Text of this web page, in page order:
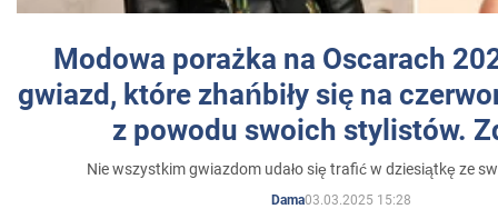
Modowa porażka na Oscarach
gwiazd, które zhańbiły się na
z powodu swoich stylistów.
Nie wszystkim gwiazdom udało się trafić w dziesiątkę ze
Dama03.03.2025 15:28